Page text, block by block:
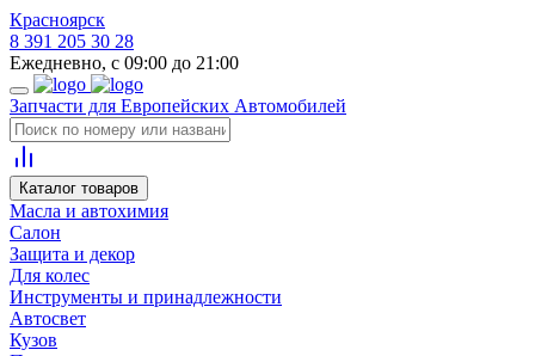
Красноярск
8 391 205 30 28
Ежедневно, с 09:00 до 21:00
Запчасти для Европейских Автомобилей
Каталог товаров
Масла и автохимия
Салон
Защита и декор
Для колес
Инструменты и принадлежности
Автосвет
Кузов